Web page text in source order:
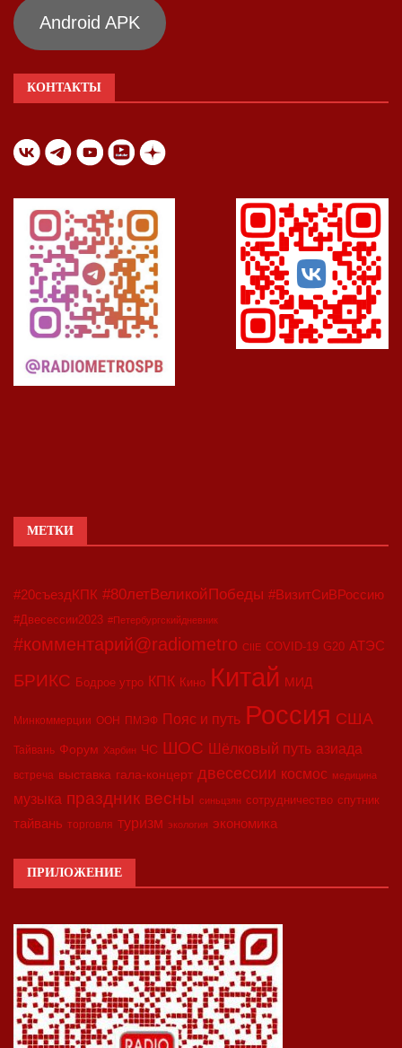
Android APK
КОНТАКТЫ
МЕТКИ
#20съездКПК #80летВеликойПобеды #ВизитСиВРоссию
#Двесессии2023 #Петербургскийдневник
#комментарий@radiometro CIIE COVID-19 G20 АТЭС
БРИКС Бодрое утро КПК Кино Китай МИД
Минкоммерции ООН ПМЭФ Пояс и путь Россия США
Тайвань Форум Харбин ЧС ШОС Шёлковый путь азиада
встреча выставка гала-концерт двесессии космос медицина
музыка праздник весны синьцзян сотрудничество спутник
тайвань торговля туризм экология экономика
ПРИЛОЖЕНИЕ